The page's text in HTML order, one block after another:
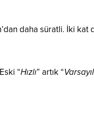
daha süratli. İki
“Hızlı” artık “